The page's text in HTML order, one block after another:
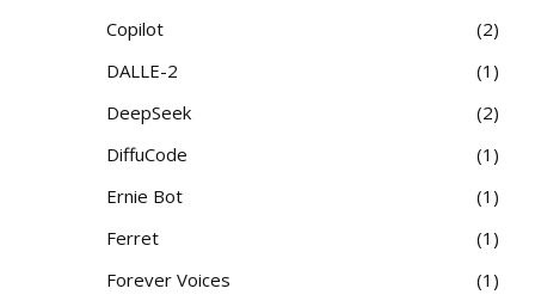
Copilot
2
DALLE-2
1
DeepSeek
2
DiffuCode
1
Ernie Bot
1
Ferret
1
Forever Voices
1